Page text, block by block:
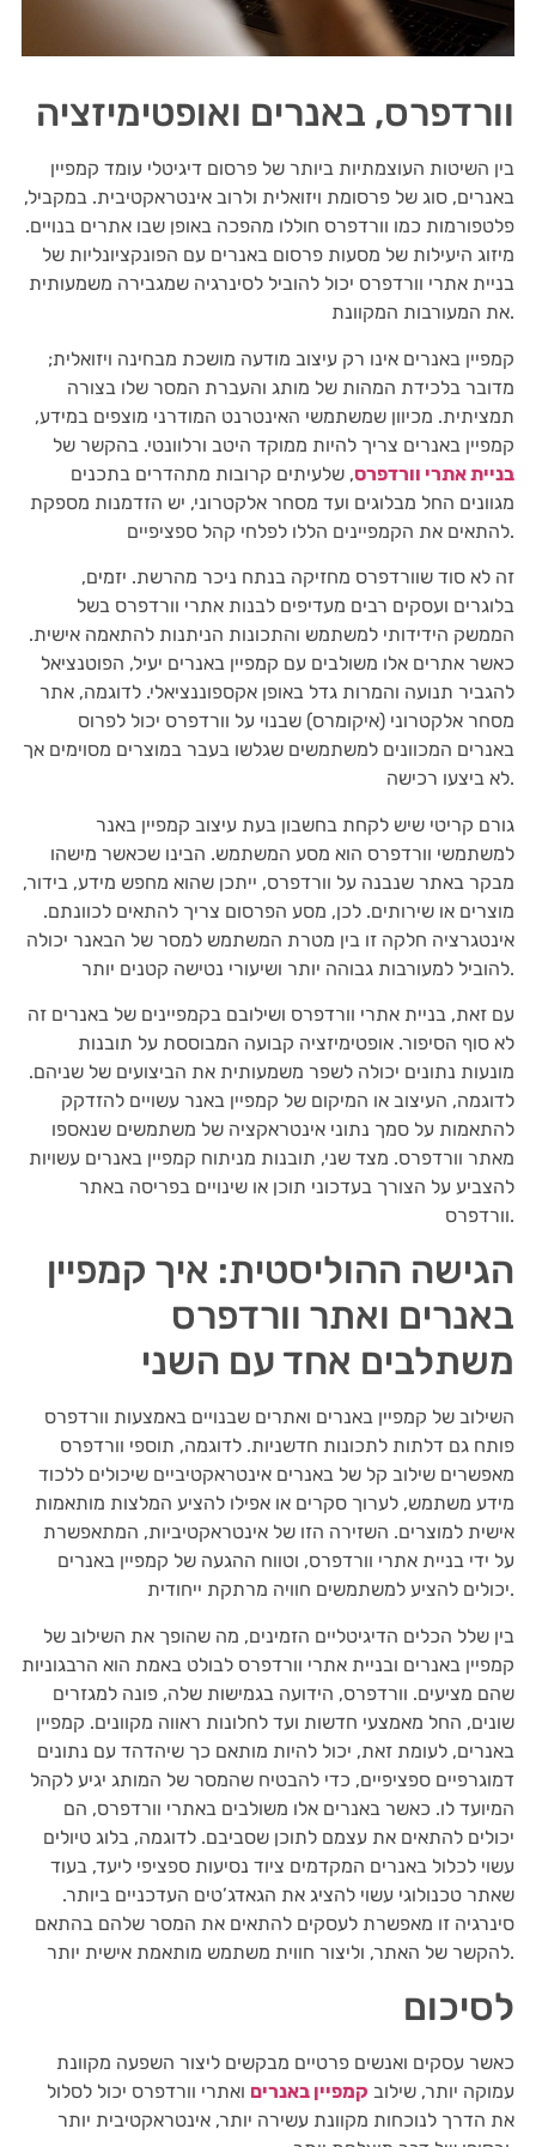
וורדפרס, באנרים ואופטימיזציה
בין השיטות העוצמתיות ביותר של פרסום דיגיטלי עומד קמפיין
באנרים, סוג של פרסומת ויזואלית ולרוב אינטראקטיבית. במקביל,
פלטפורמות כמו וורדפרס חוללו מהפכה באופן שבו אתרים בנויים.
מיזוג היעילות של מסעות פרסום באנרים עם הפונקציונליות של
בניית אתרי וורדפרס יכול להוביל לסינרגיה שמגבירה משמעותית
את המעורבות המקוונת.
קמפיין באנרים אינו רק עיצוב מודעה מושכת מבחינה ויזואלית;
מדובר בלכידת המהות של מותג והעברת המסר שלו בצורה
תמציתית. מכיוון שמשתמשי האינטרנט המודרני מוצפים במידע,
קמפיין באנרים צריך להיות ממוקד היטב ורלוונטי. בהקשר של
בניית אתרי וורדפרס, שלעיתים קרובות מתהדרים בתכנים
מגוונים החל מבלוגים ועד מסחר אלקטרוני, יש הזדמנות מספקת
להתאים את הקמפיינים הללו לפלחי קהל ספציפיים.
זה לא סוד שוורדפרס מחזיקה בנתח ניכר מהרשת. יזמים,
בלוגרים ועסקים רבים מעדיפים לבנות אתרי וורדפרס בשל
הממשק הידידותי למשתמש והתכונות הניתנות להתאמה אישית.
כאשר אתרים אלו משולבים עם קמפיין באנרים יעיל, הפוטנציאל
להגביר תנועה והמרות גדל באופן אקספוננציאלי. לדוגמה, אתר
מסחר אלקטרוני (איקומרס) שבנוי על וורדפרס יכול לפרוס
באנרים המכוונים למשתמשים שגלשו בעבר במוצרים מסוימים אך
לא ביצעו רכישה.
גורם קריטי שיש לקחת בחשבון בעת עיצוב קמפיין באנר
למשתמשי וורדפרס הוא מסע המשתמש. הבינו שכאשר מישהו
מבקר באתר שנבנה על וורדפרס, ייתכן שהוא מחפש מידע, בידור,
מוצרים או שירותים. לכן, מסע הפרסום צריך להתאים לכוונתם.
אינטגרציה חלקה זו בין מטרת המשתמש למסר של הבאנר יכולה
להוביל למעורבות גבוהה יותר ושיעורי נטישה קטנים יותר.
עם זאת, בניית אתרי וורדפרס ושילובם בקמפיינים של באנרים זה
לא סוף הסיפור. אופטימיזציה קבועה המבוססת על תובנות
מונעות נתונים יכולה לשפר משמעותית את הביצועים של שניהם.
לדוגמה, העיצוב או המיקום של קמפיין באנר עשויים להזדקק
להתאמות על סמך נתוני אינטראקציה של משתמשים שנאספו
מאתר וורדפרס. מצד שני, תובנות מניתוח קמפיין באנרים עשויות
להצביע על הצורך בעדכוני תוכן או שינויים בפריסה באתר
וורדפרס.
הגישה ההוליסטית: איך קמפיין
באנרים ואתר וורדפרס
משתלבים אחד עם השני
השילוב של קמפיין באנרים ואתרים שבנויים באמצעות וורדפרס
פותח גם דלתות לתכונות חדשניות. לדוגמה, תוספי וורדפרס
מאפשרים שילוב קל של באנרים אינטראקטיביים שיכולים ללכוד
מידע משתמש, לערוך סקרים או אפילו להציע המלצות מותאמות
אישית למוצרים. השזירה הזו של אינטראקטיביות, המתאפשרת
על ידי בניית אתרי וורדפרס, וטווח ההגעה של קמפיין באנרים
יכולים להציע למשתמשים חוויה מרתקת ייחודית.
בין שלל הכלים הדיגיטליים הזמינים, מה שהופך את השילוב של
קמפיין באנרים ובניית אתרי וורדפרס לבולט באמת הוא הרבגוניות
שהם מציעים. וורדפרס, הידועה בגמישות שלה, פונה למגזרים
שונים, החל מאמצעי חדשות ועד לחלונות ראווה מקוונים. קמפיין
באנרים, לעומת זאת, יכול להיות מותאם כך שיהדהד עם נתונים
דמוגרפיים ספציפיים, כדי להבטיח שהמסר של המותג יגיע לקהל
המיועד לו. כאשר באנרים אלו משולבים באתרי וורדפרס, הם
יכולים להתאים את עצמם לתוכן שסביבם. לדוגמה, בלוג טיולים
עשוי לכלול באנרים המקדמים ציוד נסיעות ספציפי ליעד, בעוד
שאתר טכנולוגי עשוי להציג את הגאדג’טים העדכניים ביותר.
סינרגיה זו מאפשרת לעסקים להתאים את המסר שלהם בהתאם
להקשר של האתר, וליצור חווית משתמש מותאמת אישית יותר.
לסיכום
כאשר עסקים ואנשים פרטיים מבקשים ליצור השפעה מקוונת
עמוקה יותר, שילוב קמפיין באנרים ואתרי וורדפרס יכול לסלול
את הדרך לנוכחות מקוונת עשירה יותר, אינטראקטיבית יותר